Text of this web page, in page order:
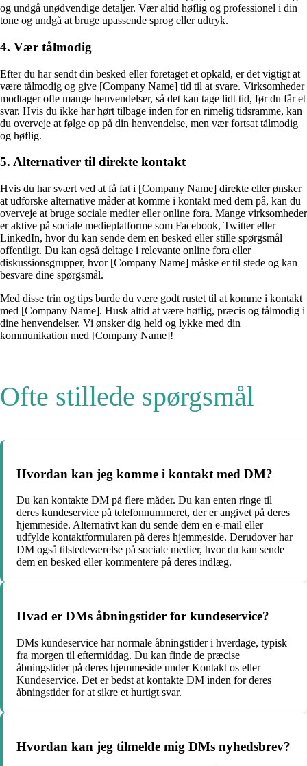
og undgå unødvendige detaljer. Vær altid høflig og professionel i din
tone og undgå at bruge upassende sprog eller udtryk.
4. Vær tålmodig
Efter du har sendt din besked eller foretaget et opkald, er det vigtigt at
være tålmodig og give [Company Name] tid til at svare. Virksomheder
modtager ofte mange henvendelser, så det kan tage lidt tid, før du får et
svar. Hvis du ikke har hørt tilbage inden for en rimelig tidsramme, kan
du overveje at følge op på din henvendelse, men vær fortsat tålmodig
og høflig.
5. Alternativer til direkte kontakt
Hvis du har svært ved at få fat i [Company Name] direkte eller ønsker
at udforske alternative måder at komme i kontakt med dem på, kan du
overveje at bruge sociale medier eller online fora. Mange virksomheder
er aktive på sociale medieplatforme som Facebook, Twitter eller
LinkedIn, hvor du kan sende dem en besked eller stille spørgsmål
offentligt. Du kan også deltage i relevante online fora eller
diskussionsgrupper, hvor [Company Name] måske er til stede og kan
besvare dine spørgsmål.
Med disse trin og tips burde du være godt rustet til at komme i kontakt
med [Company Name]. Husk altid at være høflig, præcis og tålmodig i
dine henvendelser. Vi ønsker dig held og lykke med din
kommunikation med [Company Name]!
Ofte stillede spørgsmål
Hvordan kan jeg komme i kontakt med DM?
Du kan kontakte DM på flere måder. Du kan enten ringe til
deres kundeservice på telefonnummeret, der er angivet på deres
hjemmeside. Alternativt kan du sende dem en e-mail eller
udfylde kontaktformularen på deres hjemmeside. Derudover har
DM også tilstedeværelse på sociale medier, hvor du kan sende
dem en besked eller kommentere på deres indlæg.
Hvad er DMs åbningstider for kundeservice?
DMs kundeservice har normale åbningstider i hverdage, typisk
fra morgen til eftermiddag. Du kan finde de præcise
åbningstider på deres hjemmeside under Kontakt os eller
Kundeservice. Det er bedst at kontakte DM inden for deres
åbningstider for at sikre et hurtigt svar.
Hvordan kan jeg tilmelde mig DMs nyhedsbrev?